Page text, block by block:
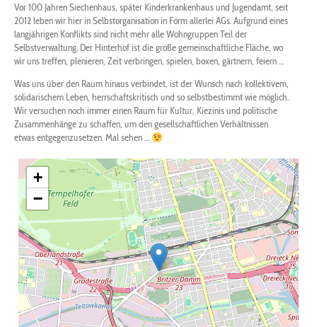
Vor 100 Jahren Siechenhaus, später Kinderkrankenhaus und Jugendamt, seit
2012 leben wir hier in Selbstorganisation in Form allerlei AGs. Aufgrund eines
langjährigen Konflikts sind nicht mehr alle Wohngruppen Teil der
Selbstverwaltung. Der Hinterhof ist die große gemeinschaftliche Fläche, wo
wir uns treffen, plenieren, Zeit verbringen, spielen, boxen, gärtnern, feiern …
Was uns über den Raum hinaus verbindet, ist der Wunsch nach kollektivem,
solidarischem Leben, herrschaftskritisch und so selbstbestimmt wie möglich.
Wir versuchen noch immer einen Raum für Kultur, Kiezinis und politische
Zusammenhänge zu schaffen, um den gesellschaftlichen Verhältnissen
etwas entgegenzusetzen. Mal sehen …
+
−